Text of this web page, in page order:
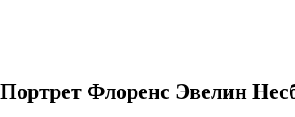
Портрет Флоренс Эвелин